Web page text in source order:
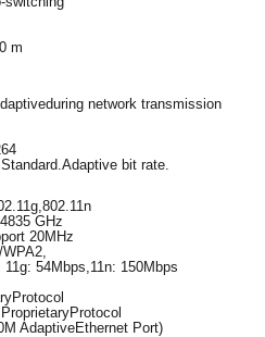
m
network transmission
bit rate.
GHz
20MHz
11g: 54Mbps,11n: 150Mbps
AdaptiveEthernet Port)